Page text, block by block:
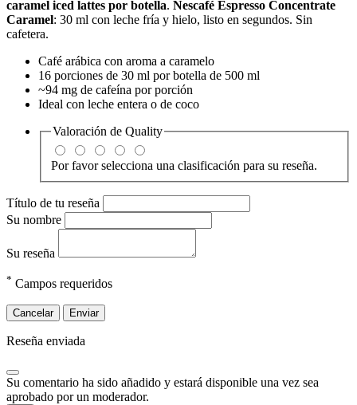
caramel iced lattes por botella. Nescafé Espresso Concentrate
Caramel: 30 ml con leche fría y hielo, listo en segundos. Sin
cafetera.
Café arábica con aroma a caramelo
16 porciones de 30 ml por botella de 500 ml
~94 mg de cafeína por porción
Ideal con leche entera o de coco
Valoración de Quality
Por favor selecciona una clasificación para su reseña.
Título de tu reseña
Su nombre
Su reseña
* Campos requeridos
Cancelar Enviar
Reseña enviada
Su comentario ha sido añadido y estará disponible una vez sea
aprobado por un moderador.